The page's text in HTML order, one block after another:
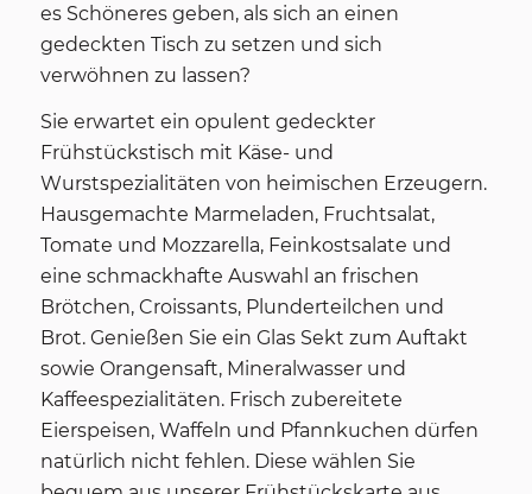
es Schöneres geben, als sich an einen
gedeckten Tisch zu setzen und sich
verwöhnen zu lassen?
Sie erwartet ein opulent gedeckter
Frühstückstisch mit Käse- und
Wurstspezialitäten von heimischen Erzeugern.
Hausgemachte Marmeladen, Fruchtsalat,
Tomate und Mozzarella, Feinkostsalate und
eine schmackhafte Auswahl an frischen
Brötchen, Croissants, Plunderteilchen und
Brot. Genießen Sie ein Glas Sekt zum Auftakt
sowie Orangensaft, Mineralwasser und
Kaffeespezialitäten. Frisch zubereitete
Eierspeisen, Waffeln und Pfannkuchen dürfen
natürlich nicht fehlen. Diese wählen Sie